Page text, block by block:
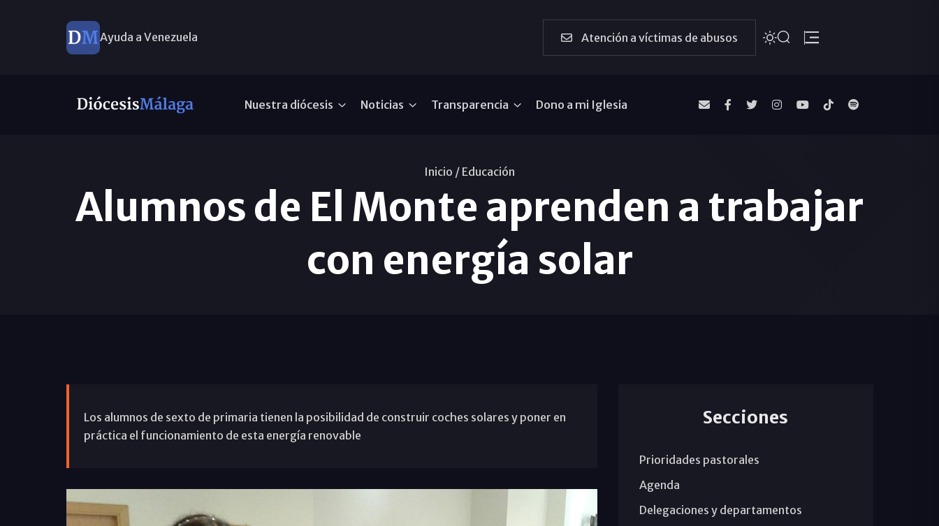
Ayuda a Venezuela Atención a víctimas de abusos
Nuestra diócesis Noticias Transparencia Dono a mi Iglesia
Inicio / Educación
Alumnos de El Monte aprenden a trabajar
con energía solar
Los alumnos de sexto de primaria tienen la posibilidad de construir coches solares y poner en
práctica el funcionamiento de esta energía renovable
Secciones
Prioridades pastorales
Agenda
Delegaciones y departamentos